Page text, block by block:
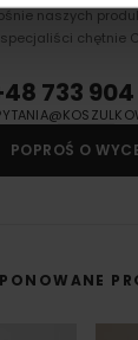
naszych
chętnie
733
POPROŚ O